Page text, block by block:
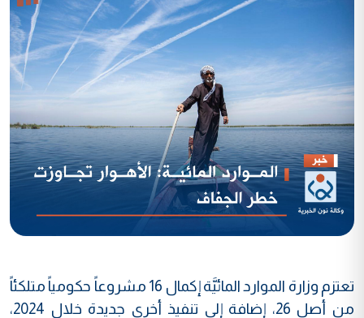
تعتزم وزارة الموارد المائيَّة إكمال 16 مشروعاً حكومياً متلكئاً
من أصل 26، إضافة إلى تنفيذ أخرى جديدة خلال 2024،